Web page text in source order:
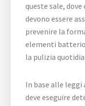
queste sale,
devono essere
prevenire la
elementi
la pulizia
In base alle
deve eseguire